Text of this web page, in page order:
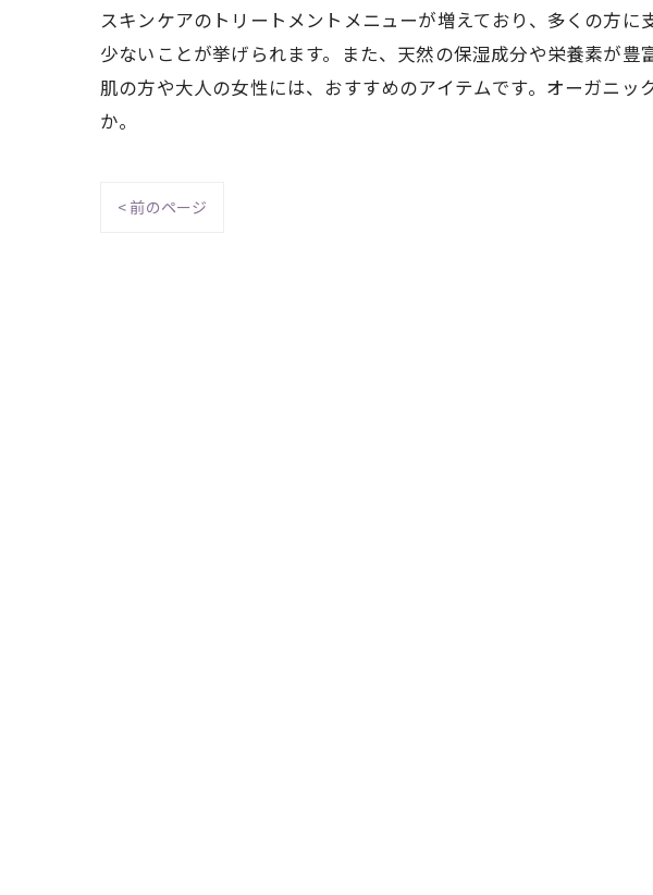
スキンケアのトリートメントメニューが増えており、多くの方
少ないことが挙げられます。また、天然の保湿成分や栄養素が
肌の方や大人の女性には、おすすめのアイテムです。オーガニ
か。
< 前のページ